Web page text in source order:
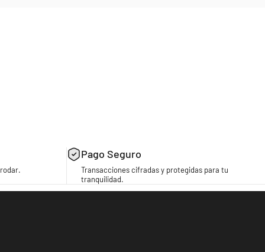
Pago Seguro
Transacciones cifradas y protegidas para tu
tranquilidad.